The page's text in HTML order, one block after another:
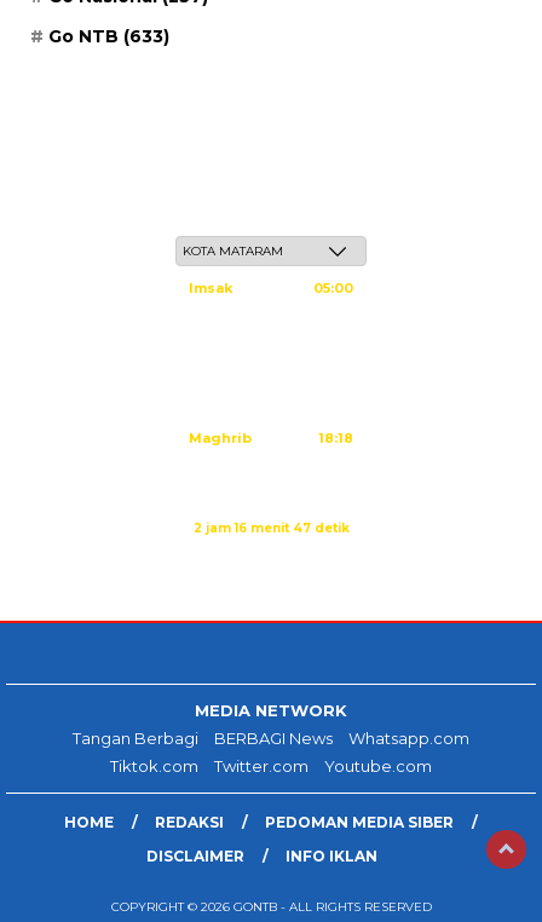
Go NTB (633)
Imsak 05:00
Maghrib 18:18
2 jam 16 menit 47 detik
MEDIA NETWORK
Tangan Berbagi
BERBAGI News
Whatsapp.com
Tiktok.com
Twitter.com Youtube.com
HOME REDAKSI
PEDOMAN MEDIA SIBER
DISCLAIMER
INFO IKLAN
COPYRIGHT © 2026 GONTB - ALL RIGHTS RESERVED